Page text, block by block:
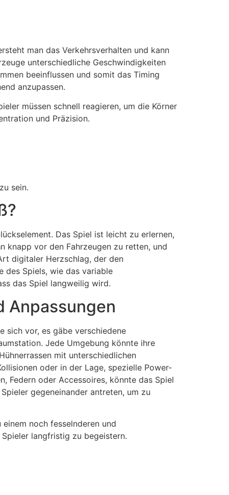
man das Verkehrsverhalten und kann
unterschiedliche Geschwindigkeiten
beeinflussen und somit das Timing
anzupassen.
müssen schnell reagieren, um die Körner
und Präzision.
sein.
Das Spiel ist leicht zu erlernen,
knapp vor den Fahrzeugen zu retten, und
digitaler Herzschlag, der den
des Spiels, wie das variable
das Spiel langweilig wird.
Anpassungen
sich vor, es gäbe verschiedene
Jede Umgebung könnte ihre
mit unterschiedlichen
oder in der Lage, spezielle Power-
Federn oder Accessoires, könnte das Spiel
gegeneinander antreten, um zu
noch fesselnderen und
langfristig zu begeistern.